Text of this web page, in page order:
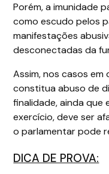
Porém, a imunidade
como escudo pelos
manifestações
desconectadas da
Assim, nos casos
constitua abuso de
finalidade, ainda que
exercício, deve ser
o parlamentar pode
DICA DE PROVA: